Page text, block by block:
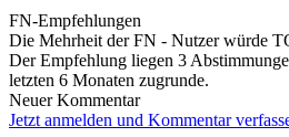
FN-Empfehlungen
Die Mehrheit der FN - Nutzer würde
Der Empfehlung liegen 3
letzten 6 Monaten zugrunde.
Neuer Kommentar
Jetzt anmelden und Kommentar